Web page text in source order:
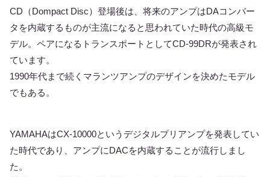
CD（Dompact Disc）登場後は、将来のアンプはDAコンバー
タを内蔵するものが主流になると思われていた時代の高級モ
デル。ペアになるトランスポートとしてCD-99DRが発表され
ています。
1990年代まで続くマランツアンプのデザインを決めたモデル
でもある。
YAMAHAはCX-10000というデジタルプリアンプを発表してい
た時代であり、アンプにDACを内蔵することが流行しまし
た。